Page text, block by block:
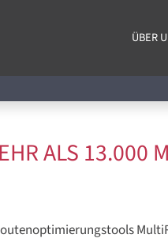
ÜBER
ALS 13.000